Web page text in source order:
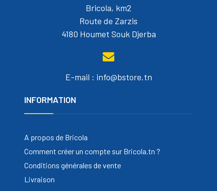
Bricola, km2
Route de Zarzis
4180 Houmet Souk Djerba
E-mail : info@bstore.tn
INFORMATION
A propos de Bricola
Comment créer un compte sur Bricola.tn ?
Conditions générales de vente
Livraison